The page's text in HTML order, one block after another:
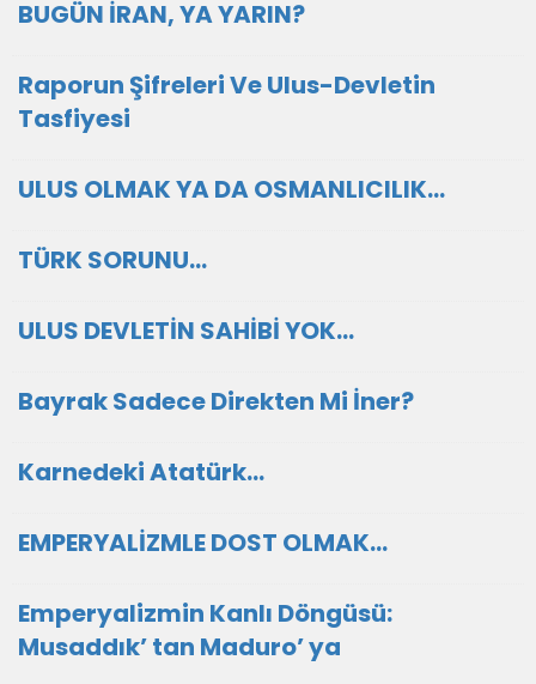
BUGÜN İRAN, YA YARIN?
Raporun Şifreleri Ve Ulus-Devletin
Tasfiyesi
ULUS OLMAK YA DA OSMANLICILIK…
TÜRK SORUNU…
ULUS DEVLETİN SAHİBİ YOK…
Bayrak Sadece Direkten Mi İner?
Karnedeki Atatürk…
EMPERYALİZMLE DOST OLMAK…
Emperyalizmin Kanlı Döngüsü:
Musaddık’ tan Maduro’ ya